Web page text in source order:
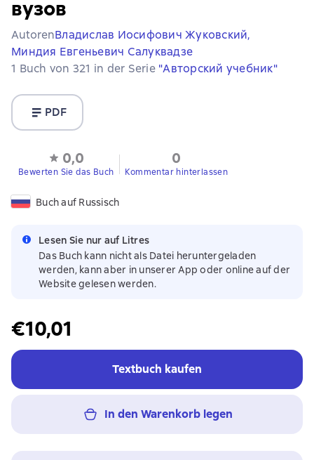
вузов
AutorenВладислав Иосифович Жуковский,
Миндия Евгеньевич Салуквадзе
1 Buch von 321 in der Serie "Авторский учебник"
PDF
0,0
Bewerten Sie das Buch
0
Kommentar hinterlassen
Buch auf Russisch
Lesen Sie nur auf Litres
Das Buch kann nicht als Datei heruntergeladen
werden, kann aber in unserer App oder online auf der
Website gelesen werden.
€10,01
Textbuch kaufen
In den Warenkorb legen